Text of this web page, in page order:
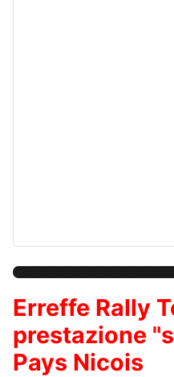
Erreffe Rally
prestazione
Pays Nicois